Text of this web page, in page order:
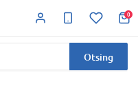
0
Otsing